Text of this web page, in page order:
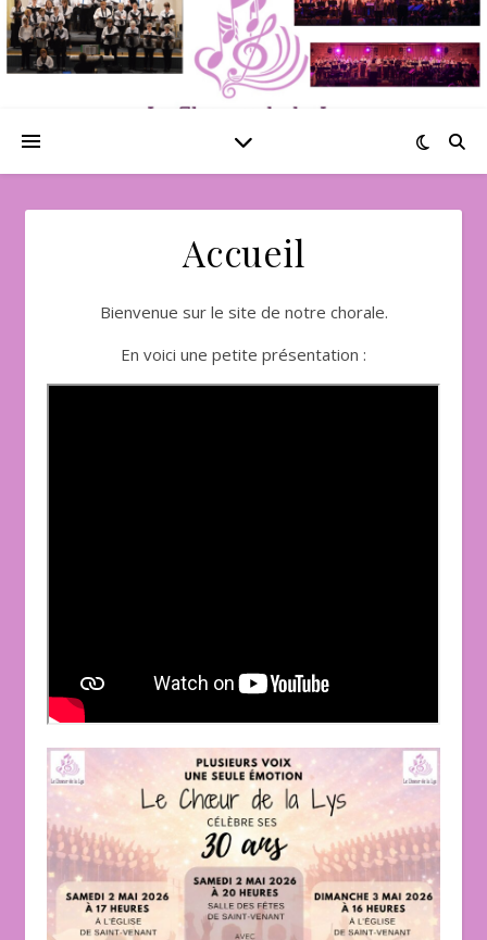
Accueil
Bienvenue sur le site de notre chorale.
En voici une petite présentation :